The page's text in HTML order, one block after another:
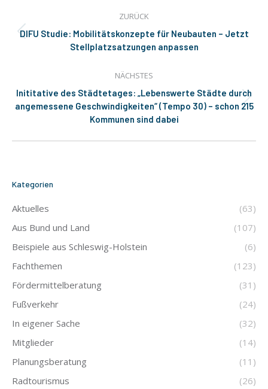
ZURÜCK
Vorheriger
Beitrag:
DIFU Studie: Mobilitätskonzepte für Neubauten – Jetzt
Stellplatzsatzungen anpassen
NÄCHSTES
Nächster
Beitrag:
Inititative des Städtetages: „Lebenswerte Städte durch
angemessene Geschwindigkeiten“ (Tempo 30) – schon 215
Kommunen sind dabei
Kategorien
Aktuelles
(63)
Aus Bund und Land
(107)
Beispiele aus Schleswig-Holstein
(6)
Fachthemen
(123)
Fördermittelberatung
(31)
Fußverkehr
(24)
In eigener Sache
(32)
Mitglieder
(14)
Planungsberatung
(11)
Radtourismus
(26)